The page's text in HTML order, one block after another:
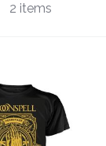
2 items